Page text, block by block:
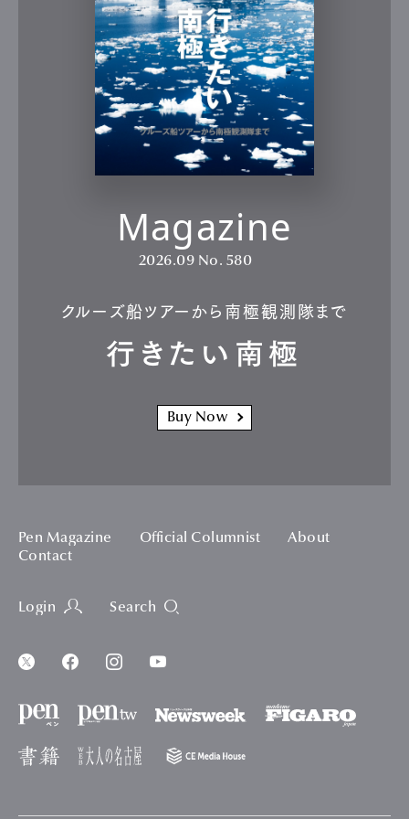
Magazine
2026.09 No. 580
クルーズ船ツアーから南極観測隊まで
行きたい南極
Buy Now
Pen Magazine Official Columnist
About
Contact
Login Search